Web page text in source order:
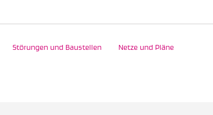
Störungen und Baustellen Netze und Pläne